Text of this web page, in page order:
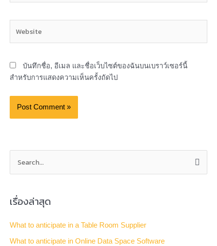
บันทึกชื่อ, อีเมล และชื่อเว็บไซต์ของฉันบนเบราว์เซอร์นี้
สำหรับการแสดงความเห็นครั้งถัดไป
r
c
เรื่องล่าสุด
What to anticipate in a Table Room Supplier
What to anticipate in Online Data Space Software